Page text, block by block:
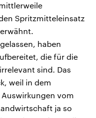
Spritzmitteleinsatz
haben
die für die
sind. Das
weil in dem
vom
ja so